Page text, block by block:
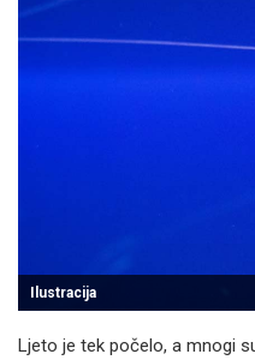
Ilustracija
Ljeto je tek počelo, a mnogi